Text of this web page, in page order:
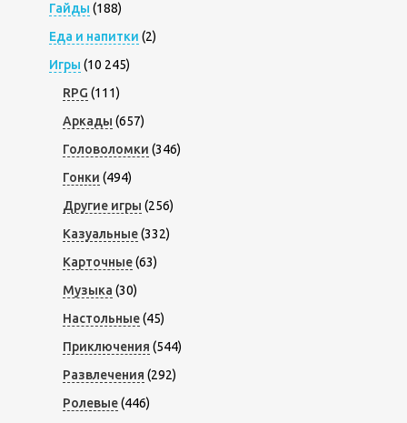
Гайды (188)
Еда и напитки (2)
Игры (10 245)
RPG (111)
Аркады (657)
Головоломки (346)
Гонки (494)
Другие игры (256)
Казуальные(332)
Карточные(63)
Музыка (30)
Настольные(45)
Приключения (544)
Развлечения (292)
Ролевые(446)